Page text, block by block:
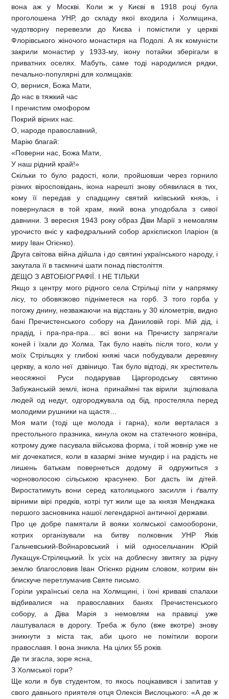
вона аж у Москві. Коли ж у Києві в 1918 році була
проголошена УНР, до складу якої входила і Холмщина,
чудотворну перевезли до Києва і помістили у церкві
Флорівського жіночого монастиря на Подолі. А як комуністи
закрили монастир у 1933-му, ікону потайки зберігали в
приватних оселях. Мабуть, саме тоді народилися рядки,
печально-популярні для холмщаків:
О, вернися, Божа Мати,
До нас в тяжкий час
І пречистим омофором
Покрий вірних нас.
О, народе православний,
Марію благай:
«Поверни нас, Божа Мати,
У наш рідний край!»
Скільки то було радості, коли, пройшовши через горнило
різних віросповідань, ікона нарешті знову обявилася в тих,
кому її передав у спадщину святий київський князь, і
повернулася в той храм, який вона уподобала з сивої
давнини. З вересня 1943 року образ Діви Марії з немовлям
урочисто вніс у кафедральний собор архієпископ Іларіон (в
миру Іван Огієнко).
Друга світова війна дійшла і до святині українського народу, і
закутала її в таємничі шати понад півстоліття.
ДЕЩО З АВТОБІОГРАФІЇ. І НЕ ТІЛЬКИ
Якщо з центру мого рідного села Стрільці піти у напрямку
лісу, то обовязково підніметеся на горб. З того горба у
погожу днину, незважаючи на відстань у 30 кілометрів, видно
бані Пречистенського собору на Даниловій горі. Мій дід, і
прадід, і пра-пра-пра… всі вони на Пречисту запрягали
коней і їхали до Холма. Так було навіть після того, коли у
моїх Стрільцях у глибокі княжі часи побудували деревяну
церкву, а коло неї  дзвіницю. Так було відтоді, як хреститель
неосяжної Руси подарував Царгородську святиню
Забужанській землі, ікона  принаймні так вірили  зцілювала
людей од недуг, одгороджувала од бід, простеляла перед
молодими рушники на щастя…
Моя мати (тоді ще молода і гарна), коли верталася з
престольного празника, кинула оком на статечного жовніра,
котрому дуже пасувала військова форма, і той жовнір уже не
міг дочекатися, коли в казармі зніме мундир і на радість не
лишень батькам повернеться додому й одружиться з
чорноволосою сільською красунею. Бог дасть їм дітей.
Виростатимуть вони серед католицького засилля і ґвалту
вірними вірі предків, котрі тут жили ще за князя Менджака 
першого засновника нашої легендарної античної держави.
Про це добре памятали й вояки холмської самооборони,
котрих організували на битву полковник УНР Яків
Гальчевський-Войнаровський і мій односельчанин Юрій
Лукащук-Стрілецький. Їх усіх на доблесну звитягу за рідну
землю благословив Іван Огієнко рідним словом, котрим він
блискуче перетлумачив Святе письмо.
Горіли українські села на Холмщині, і їхні криваві спалахи
відбивалися на православних банях Пречистенського
собору, а Діва Марія з немовлям на правиці уже
лаштувалася в дорогу. Треба ж було (вже вкотре) знову
зникнути з міста так, аби цього не помітили вороги
православя. І вона зникла. На цілих 55 років.
Де ти згасла, зоре ясна,
З Холмської гори?
Ще коли я був студентом, то якось поцікавився і запитав у
свого давнього приятеля отця Олексія Вислоцького: «А де ж